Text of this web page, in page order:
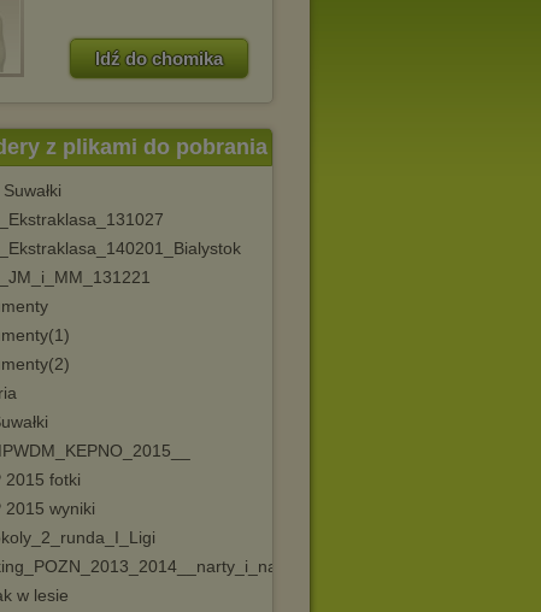
Idź do chomika
z plikami do pobrania
2015 fotki
2015 wyniki
w lesie